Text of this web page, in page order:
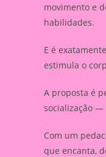
movimento e
habilidades.
E é
estimula o
A proposta é
socialização —
Com um
que encanta,